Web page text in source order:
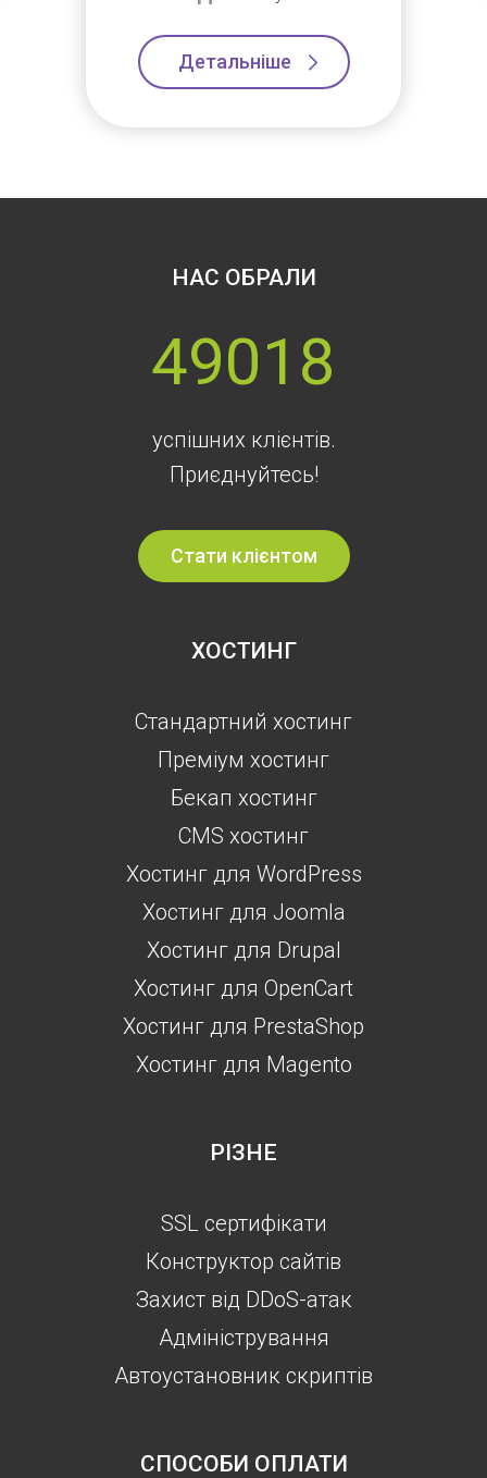
Детальніше
НАС ОБРАЛИ
49018
успішних клієнтів.
Приєднуйтесь!
Стати клієнтом
ХОСТИНГ
Стандартний хостинг
Преміум хостинг
Бекап хостинг
CMS хостинг
Хостинг для WordPress
Хостинг для Joomla
Хостинг для Drupal
Хостинг для OpenCart
Хостинг для PrestaShop
Хостинг для Magento
РІЗНЕ
SSL сертифікати
Конструктор сайтів
Захист від DDoS-атак
Aдміністрування
Автоустановник скриптів
СПОСОБИ ОПЛАТИ